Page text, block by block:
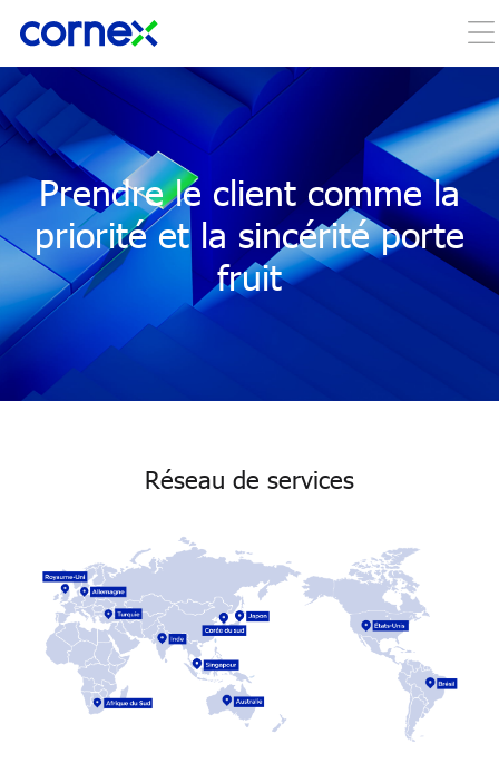
Prendre le client comme la
priorité et la sincérité porte
fruit
Réseau de services